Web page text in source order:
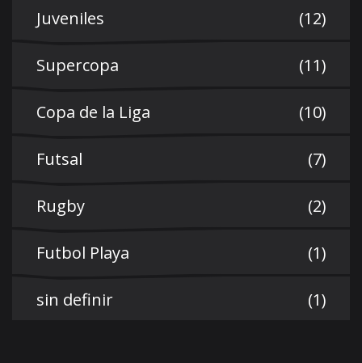
Juveniles (12)
Supercopa (11)
Copa de la Liga (10)
Futsal (7)
Rugby (2)
Futbol Playa (1)
sin definir (1)